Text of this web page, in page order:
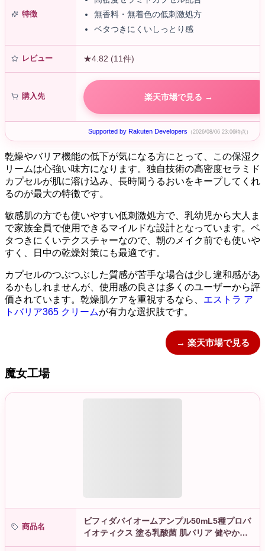
特徴
無香料・無着色の低刺激処方
ベタつきにくいしっとり感
レビュー ★4.82 (11件)
購入先 楽天市場で見る →
Supported by Rakuten Developers （2026/08/06 23:06時点）
乾燥やバリア機能の低下が気になる方にとって、この保湿ク
リームは心強い味方になります。独自技術の高密度セラミド
カプセルが肌に溶け込み、長時間うるおいをキープしてくれ
るのが最大の特徴です。
敏感肌の方でも使いやすい低刺激処方で、乳幼児から大人ま
で家族全員で使用できるマイルドな設計となっています。ベ
タつきにくいテクスチャーなので、朝のメイク前でも使いや
すく、日中の乾燥対策にも最適です。
カプセルのつぶつぶした質感が苦手な場合は少し違和感があ
るかもしれませんが、使用感の良さは多くのユーザーから評
価されています。乾燥肌ケアを重視するなら、 エストラ ア
トバリア365 クリームが有力な選択肢です。
→ 楽天市場で見る
魔女工場
商品名
ビフィダバイオームアンプル50mL5種プロバ
イオティクス 塗る乳酸菌 肌バリア 健やか肌
鎮静 10重ヒアルロン酸 トーンアップ 美容液